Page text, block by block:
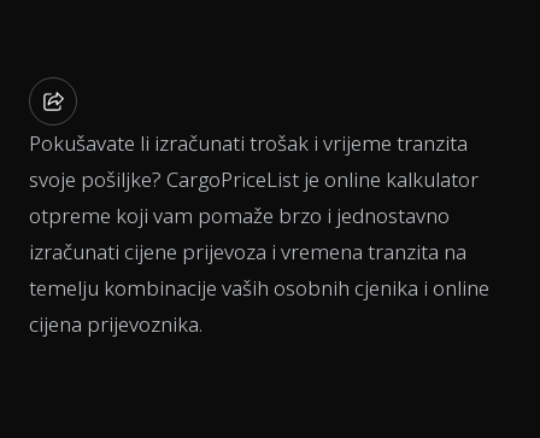
Pokušavate li izračunati trošak i vrijeme tranzita
svoje pošiljke? CargoPriceList je online kalkulator
otpreme koji vam pomaže brzo i jednostavno
izračunati cijene prijevoza i vremena tranzita na
temelju kombinacije vaših osobnih cjenika i online
cijena prijevoznika.